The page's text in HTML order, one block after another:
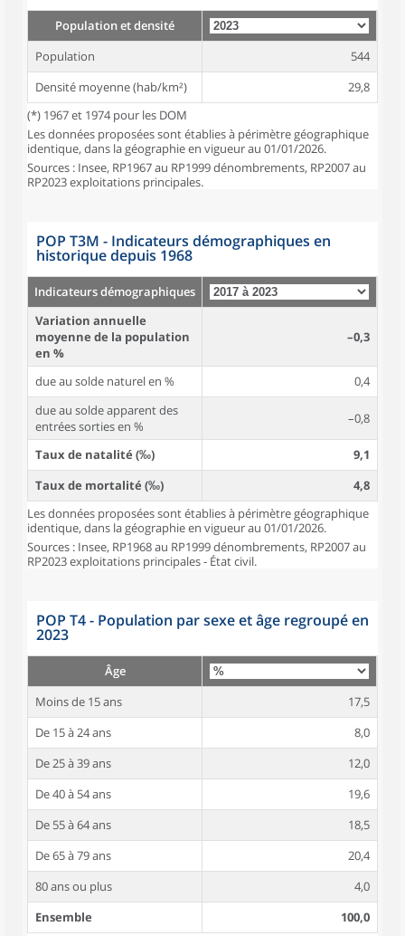
Population et densité
Population
544
Densité moyenne (hab/km²)
29,8
(*) 1967 et 1974 pour les DOM
Les données proposées sont établies à périmètre géographique
identique, dans la géographie en vigueur au 01/01/2026.
Sources : Insee, RP1967 au RP1999 dénombrements, RP2007 au
RP2023 exploitations principales.
POP T3M - Indicateurs démographiques en
historique depuis 1968
Indicateurs démographiques
Variation annuelle
moyenne de la population
en %
–0,3
due au solde naturel en %
0,4
due au solde apparent des
entrées sorties en %
–0,8
Taux de natalité (‰)
9,1
Taux de mortalité (‰)
4,8
Les données proposées sont établies à périmètre géographique
identique, dans la géographie en vigueur au 01/01/2026.
Sources : Insee, RP1968 au RP1999 dénombrements, RP2007 au
RP2023 exploitations principales - État civil.
POP T4 - Population par sexe et âge regroupé en
2023
Âge
Moins de 15 ans
17,5
De 15 à 24 ans
8,0
De 25 à 39 ans
12,0
De 40 à 54 ans
19,6
De 55 à 64 ans
18,5
De 65 à 79 ans
20,4
80 ans ou plus
4,0
Ensemble
100,0